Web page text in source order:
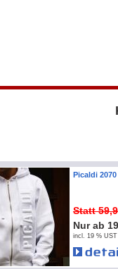
Picaldi
Statt
Nur ab
incl. 19 %